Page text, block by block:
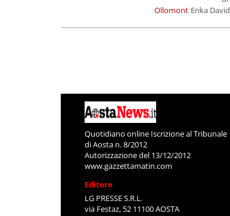
Ollomont Erika David
Quotidiano online Iscrizione al Tribunale
di Aosta n. 8/2012
Autorizzazione del 13/12/2012
www.gazzettamatin.com
Editore
LG PRESSE S.R.L.
via Festaz, 52 11100 AOSTA